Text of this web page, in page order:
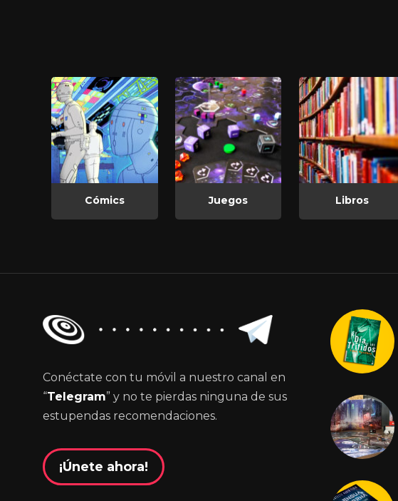
Cómics Juegos Libros
Conéctate con tu móvil a nuestro canal en
“Telegram” y no te pierdas ninguna de sus
estupendas recomendaciones.
¡Únete ahora!